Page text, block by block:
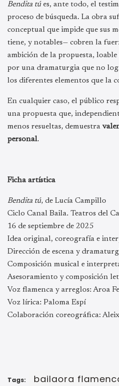
Bendita tú es, ante todo, el
proceso de búsqueda. La obra
conceptual que impide que sus
tiene, y notables— cobren la
ambición de la propuesta, loable
por una dramaturgia que no
los diferentes elementos que la
En cualquier caso, el público
una propuesta que,
menos resueltas, demuestra
personal.
Ficha artística
Bendita tú, de Lucía Campillo
Ciclo Canal Baila. Teatros del
16 de septiembre de 2025
Idea original, coreografía e
Dirección de escena y
Composición musical e
Asesoramiento y composición
Voz flamenca y arreglos: Aroa
Voz lírica: Paloma Espí
Colaboración coreográfica:
Tags: bailaora